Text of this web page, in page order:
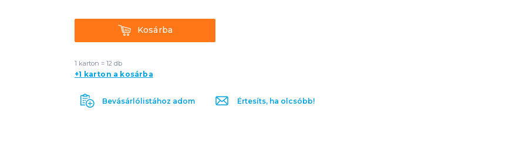
KosárbaKosárba
1 karton = 12 db
+1 karton a kosárba
Bevásárlólistához adom Értesíts, ha olcsóbb!